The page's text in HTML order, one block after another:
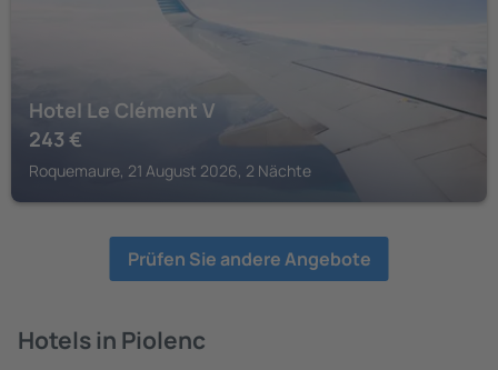
Hotel Le Clément V
243 €
Roquemaure, 21 August 2026, 2 Nächte
Prüfen Sie andere Angebote
Hotels in Piolenc